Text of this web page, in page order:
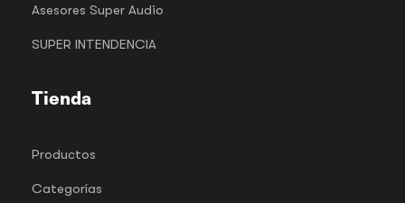
Asesores Super Audio
SUPER INTENDENCIA
Tienda
Productos
Categorías